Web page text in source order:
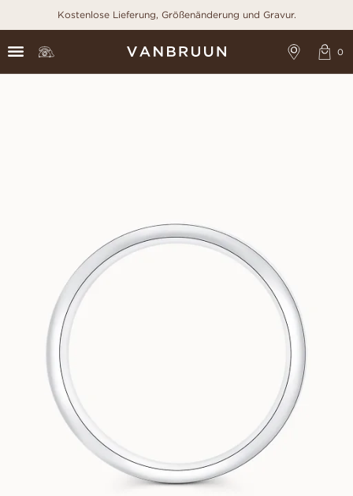
Kostenlose Lieferung, Größenänderung und Gravur.